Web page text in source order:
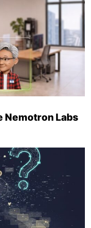
Nemotron Labs